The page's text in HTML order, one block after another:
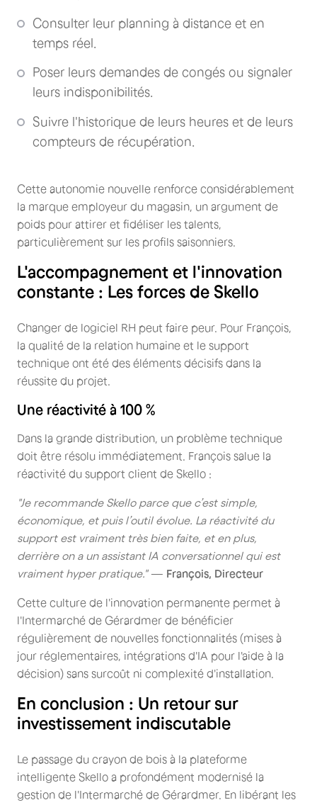
Consulter leur planning à distance et en
temps réel.
Poser leurs demandes de congés ou signaler
leurs indisponibilités.
Suivre l'historique de leurs heures et de leurs
compteurs de récupération.
Cette autonomie nouvelle renforce considérablement
la marque employeur du magasin, un argument de
poids pour attirer et fidéliser les talents,
particulièrement sur les profils saisonniers.
L'accompagnement et l'innovation
constante : Les forces de Skello
Changer de logiciel RH peut faire peur. Pour François,
la qualité de la relation humaine et le support
technique ont été des éléments décisifs dans la
réussite du projet.
Une réactivité à 100 %
Dans la grande distribution, un problème technique
doit être résolu immédiatement. François salue la
réactivité du support client de Skello :
"Je recommande Skello parce que c’est simple,
économique, et puis l’outil évolue. La réactivité du
support est vraiment très bien faite, et en plus,
derrière on a un assistant IA conversationnel qui est
vraiment hyper pratique."— François, Directeur
Cette culture de l'innovation permanente permet à
l'Intermarché de Gérardmer de bénéficier
régulièrement de nouvelles fonctionnalités (mises à
jour réglementaires, intégrations d'IA pour l'aide à la
décision) sans surcoût ni complexité d'installation.
En conclusion : Un retour sur
investissement indiscutable
Le passage du crayon de bois à la plateforme
intelligente Skello a profondément modernisé la
gestion de l'Intermarché de Gérardmer. En libérant les